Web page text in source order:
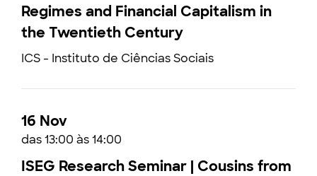
Regimes and Financial Capitalism in
the Twentieth Century
ICS - Instituto de Ciências Sociais
16 Nov
das 13:00 às 14:00
ISEG Research Seminar | Cousins from